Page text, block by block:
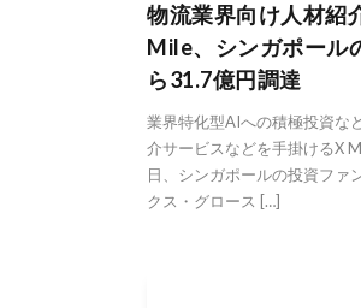
物流業界向け人材紹
Mile、シンガポール
ら31.7億円調達
業界特化型AIへの積極投資な
介サービスなどを手掛けるX
日、シンガポールの投資ファ
クス・グロース […]